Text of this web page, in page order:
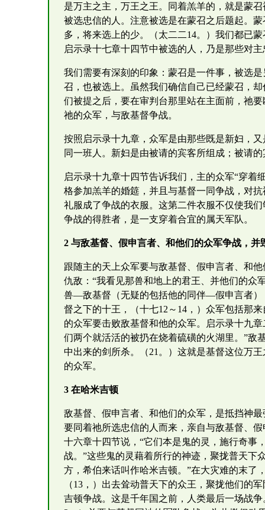
是万主之主，万王之王。同着羔羊的，就是蒙
被选忠信的人。注意被选是在蒙召之后题起。
多，将来选上的少。（太二二14。）我们都已
启示录十七章十四节中被选的人，乃是那些对
我们需要有深刻的印象：蒙召是一件事，被选
召，也被选上。虽然我们确信自己已经蒙召，
们被提之后，要在审判台那里站在主面前，祂
祂的众军，与敌基督争战。
按照启示录十九章，众军是由那些既是新妇，
同一班人。新妇是由被请的宾客所组成；被请
启示录十九章十四节告诉我们，主的众军“穿着
格参加羔羊的婚筵，并且与基督一同争战，对
礼服成了争战的衣服。这第二件衣服不仅使我
争战的得胜者，是一支穿着合宜的属天军队。
2 与敌基督、假申言者、和他们的众军争战，并
跟随主的天上众军要与敌基督、假申言者、和
仇敌：“我看见那兽和地上的君王、并他们的众
兽—敌基督（无疑的包括他的同伴—假申言者）
督之下的十王，（十七12～14，）众军包括那
的众军要击败敌基督和他的众军。启示录十九
们两个就活活的被扔在烧着硫磺的火湖里。”敌
中出来的剑所杀。（21。）这就是基督这位万
的众军。
3 在哈米吉顿
敌基督、假申言者、和他们的众军，是抵挡神
要同着祂所选忠信的人而来，亲自与敌基督、
十六章十四节说，“它们本是鬼的灵，施行奇事
战。”这些鬼的灵藉着所行的神迹，聚拢普天下
方，希伯来话叫作哈米吉顿。”在大灾难的末了
（13，）出去耸动普天下的众王，聚拢他们的
吉顿争战。这是千年国之前，人类最后一场战